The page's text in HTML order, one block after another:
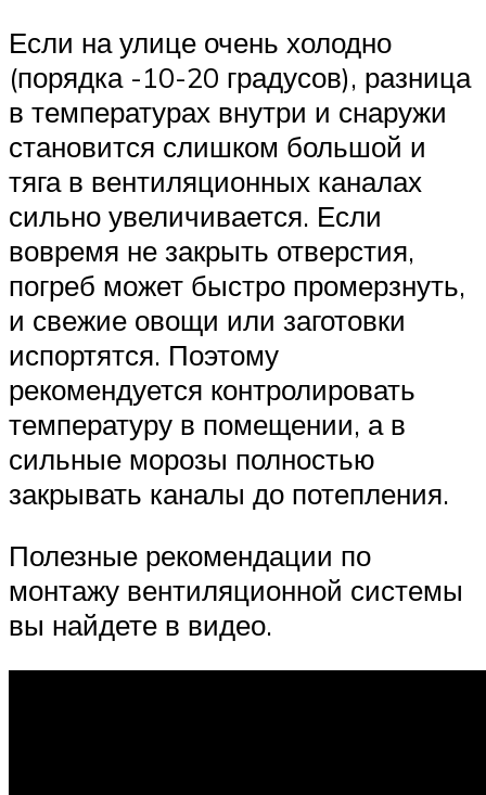
Если на улице очень холодно
(порядка -10-20 градусов), разница
в температурах внутри и снаружи
становится слишком большой и
тяга в вентиляционных каналах
сильно увеличивается. Если
вовремя не закрыть отверстия,
погреб может быстро промерзнуть,
и свежие овощи или заготовки
испортятся. Поэтому
рекомендуется контролировать
температуру в помещении, а в
сильные морозы полностью
закрывать каналы до потепления.
Полезные рекомендации по
монтажу вентиляционной системы
вы найдете в видео.